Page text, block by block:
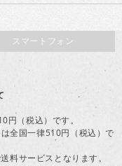
スマートフォン
円（税込）です。
全国一律510円（税込）で
料サービスとなります。